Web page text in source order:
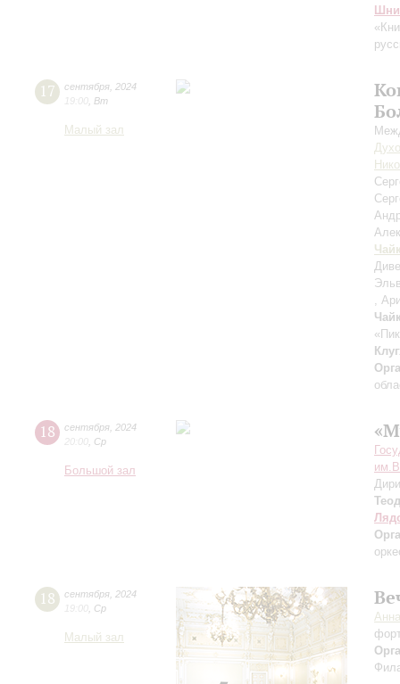
17 сентября 2024
19:00 Вт
Малый зал
,
18 сентября 2024
20:00 Ср
Большой зал
18 сентября 2024
19:00 Ср
Малый зал